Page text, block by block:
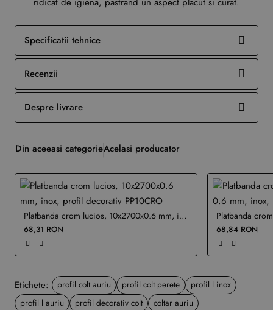
Specificatii tehnice
Recenzii
Despre livrare
Din aceeasi categorieAcelasi producator
Platbanda crom lucios, 10x2700x0.6 mm, inox, profil decorativ PP10CRO
68,31 RON 68,84 RON
Etichete: profil colt auriu profil colt perete
profil l inox
profil l auriu
profil decorativ colt
coltar auriu